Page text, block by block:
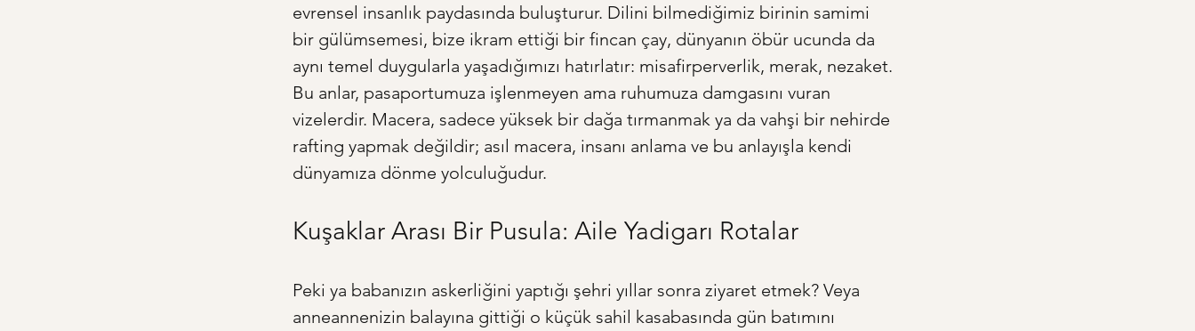
evrensel insanlık paydasında buluşturur. Dilini bilmediğimiz birinin samimi
bir gülümsemesi, bize ikram ettiği bir fincan çay, dünyanın öbür ucunda da
aynı temel duygularla yaşadığımızı hatırlatır: misafirperverlik, merak, nezaket.
Bu anlar, pasaportumuza işlenmeyen ama ruhumuza damgasını vuran
vizelerdir. Macera, sadece yüksek bir dağa tırmanmak ya da vahşi bir nehirde
rafting yapmak değildir; asıl macera, insanı anlama ve bu anlayışla kendi
dünyamıza dönme yolculuğudur.
Kuşaklar Arası Bir Pusula: Aile Yadigarı Rotalar
Peki ya babanızın askerliğini yaptığı şehri yıllar sonra ziyaret etmek? Veya
anneannenizin balayına gittiği o küçük sahil kasabasında gün batımını